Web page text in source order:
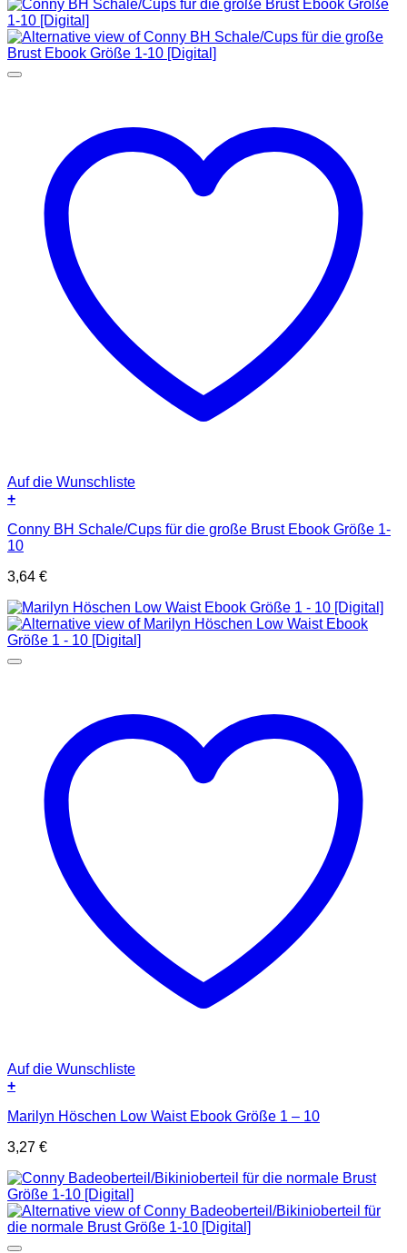
Auf die Wunschliste
+
Conny BH Schale/Cups für die große Brust Ebook Größe 1-
10
3,64 €
Auf die Wunschliste
+
Marilyn Höschen Low Waist Ebook Größe 1 – 10
3,27 €